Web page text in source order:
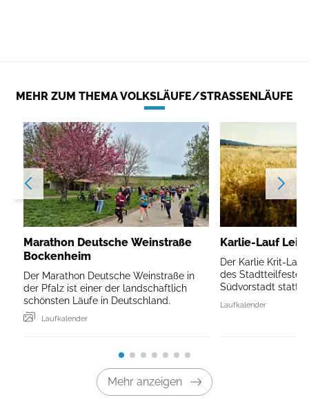
MEHR ZUM THEMA VOLKSLÄUFE/STRASSENLÄUFE
Marathon Deutsche Weinstraße
Bockenheim
Der Marathon Deutsche Weinstraße in
der Pfalz ist einer der landschaftlich
schönsten Läufe in Deutschland.
Laufkalender
Karlie-Lauf
Der Karlie Krit-
des Stadtteilfestes
Südvorstadt statt.
Laufkalender
Mehr anzeigen